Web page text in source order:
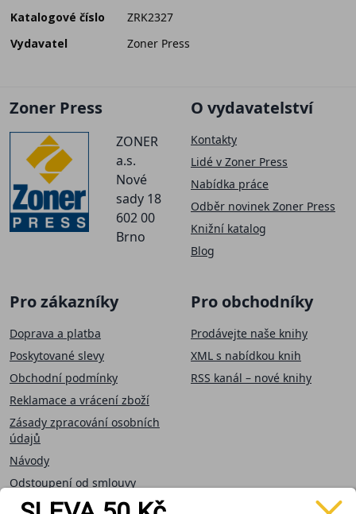
Katalogové číslo
ZRK2327
Vydavatel
Zoner Press
Zoner Press
ZONER
a.s.
Nové
sady 18
602 00
Brno
O vydavatelství
Kontakty
Lidé v Zoner Press
Nabídka práce
Odběr novinek Zoner Press
Knižní katalog
Blog
Pro zákazníky
Doprava a platba
Poskytované slevy
Obchodní podmínky
Reklamace a vrácení zboží
Zásady zpracování osobních
údajů
Návody
Odstoupení od smlouvy
Pro obchodníky
Prodávejte naše knihy
XML s nabídkou knih
RSS kanál – nové knihy